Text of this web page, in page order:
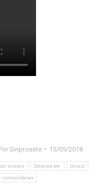
Sinproeste 15/05/2018
ensino Sinproeste Unisul
comunitárias